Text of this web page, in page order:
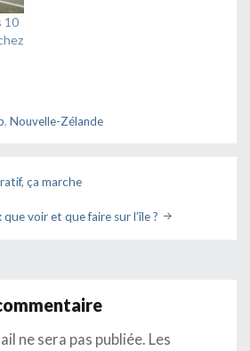
10
, Nouvelle-Zélande
ça marche
voir et que faire sur l’île ?
ne sera pas publiée. Les